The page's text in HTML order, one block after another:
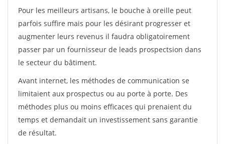
Pour les meilleurs artisans, le bouche à oreille peut
parfois suffire mais pour les désirant progresser et
augmenter leurs revenus il faudra obligatoirement
passer par un fournisseur de leads prospectsion dans
le secteur du bâtiment.
Avant internet, les méthodes de communication se
limitaient aux prospectus ou au porte à porte. Des
méthodes plus ou moins efficaces qui prenaient du
temps et demandait un investissement sans garantie
de résultat.